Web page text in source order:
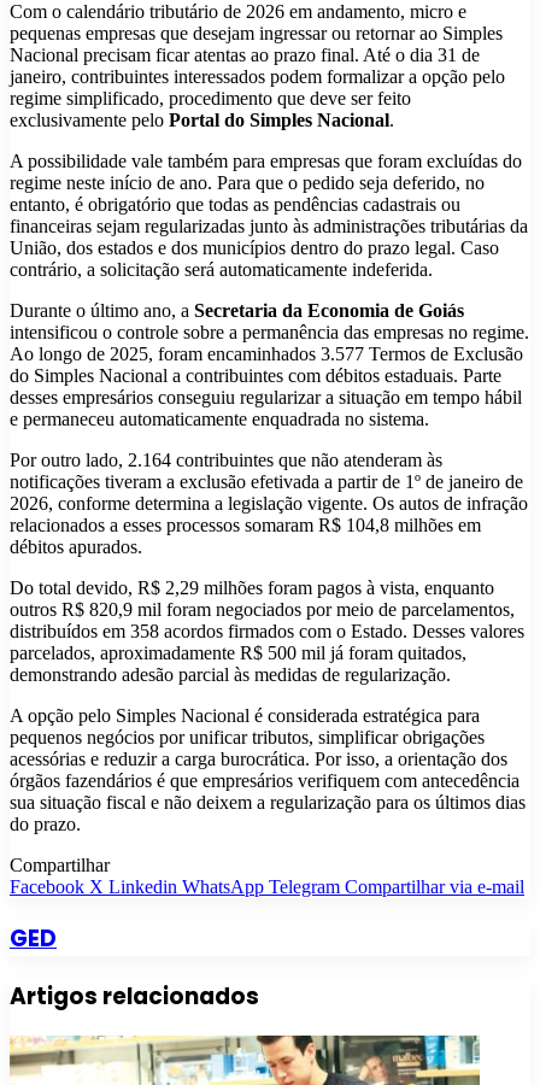
Com o calendário tributário de 2026 em andamento, micro e
pequenas empresas que desejam ingressar ou retornar ao Simples
Nacional precisam ficar atentas ao prazo final. Até o dia 31 de
janeiro, contribuintes interessados podem formalizar a opção pelo
regime simplificado, procedimento que deve ser feito
exclusivamente pelo Portal do Simples Nacional.
A possibilidade vale também para empresas que foram excluídas do
regime neste início de ano. Para que o pedido seja deferido, no
entanto, é obrigatório que todas as pendências cadastrais ou
financeiras sejam regularizadas junto às administrações tributárias da
União, dos estados e dos municípios dentro do prazo legal. Caso
contrário, a solicitação será automaticamente indeferida.
Durante o último ano, a Secretaria da Economia de Goiás
intensificou o controle sobre a permanência das empresas no regime.
Ao longo de 2025, foram encaminhados 3.577 Termos de Exclusão
do Simples Nacional a contribuintes com débitos estaduais. Parte
desses empresários conseguiu regularizar a situação em tempo hábil
e permaneceu automaticamente enquadrada no sistema.
Por outro lado, 2.164 contribuintes que não atenderam às
notificações tiveram a exclusão efetivada a partir de 1º de janeiro de
2026, conforme determina a legislação vigente. Os autos de infração
relacionados a esses processos somaram R$ 104,8 milhões em
débitos apurados.
Do total devido, R$ 2,29 milhões foram pagos à vista, enquanto
outros R$ 820,9 mil foram negociados por meio de parcelamentos,
distribuídos em 358 acordos firmados com o Estado. Desses valores
parcelados, aproximadamente R$ 500 mil já foram quitados,
demonstrando adesão parcial às medidas de regularização.
A opção pelo Simples Nacional é considerada estratégica para
pequenos negócios por unificar tributos, simplificar obrigações
acessórias e reduzir a carga burocrática. Por isso, a orientação dos
órgãos fazendários é que empresários verifiquem com antecedência
sua situação fiscal e não deixem a regularização para os últimos dias
do prazo.
Compartilhar
Facebook X Linkedin WhatsApp Telegram Compartilhar via e-mail
GED
Artigos relacionados